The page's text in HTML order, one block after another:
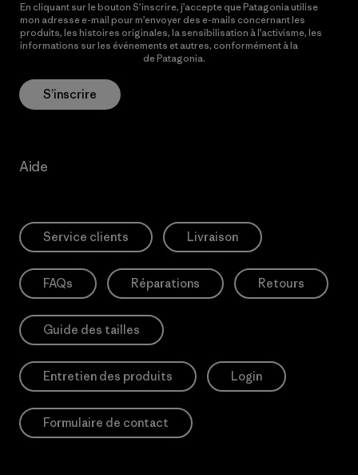
En cliquant sur le bouton S’inscrire, j’accepte que Patagonia utilise
mon adresse e-mail pour m’envoyer des e-mails concernant les
produits, les histoires originales, la sensibilisation à l’activisme, les
informations sur les événements et autres, conformément à la
de Patagonia.
S’inscrire
Aide
Service clients Livraison
FAQs Réparations Retours
Guide des tailles
Entretien des produits Login
Formulaire de contact